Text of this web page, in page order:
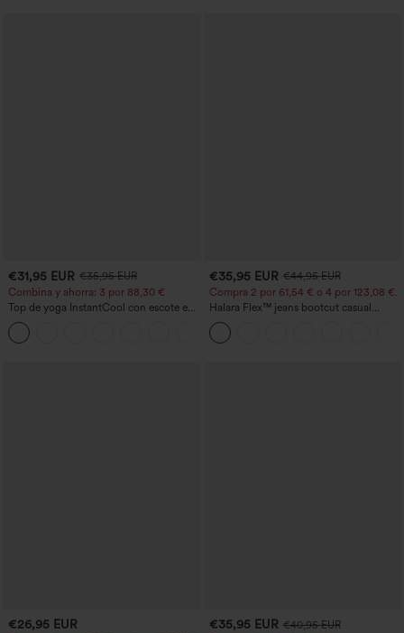
€31,95 EUR €35,95 EUR
Combina y ahorra: 3 por 88,30 €
Top de yoga InstantCool con escote en
U y bajo curvado - UPF50+
€35,95 EUR €44,95 EUR
Compra 2 por 61,54 € o 4 por 123,08 €.
Halara Flex™ jeans bootcut casual
lavados, de talle alto y con bolsillos
€26,95 EUR €35,95 EUR €40,95 EUR